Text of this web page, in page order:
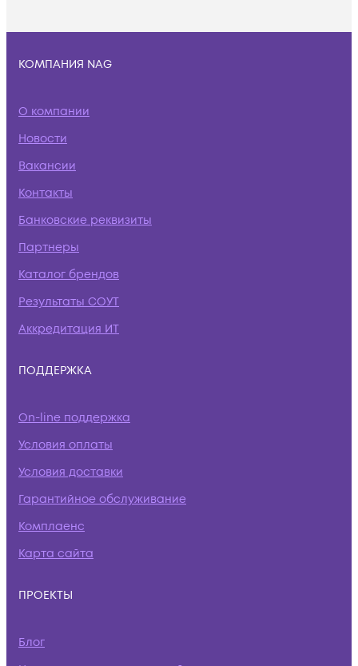
КОМПАНИЯ NAG
О компании
Новости
Вакансии
Контакты
Банковские реквизиты
Партнеры
Каталог брендов
Результаты СОУТ
Аккредитация ИТ
ПОДДЕРЖКА
On-line поддержка
Условия оплаты
Условия доставки
Гарантийное обслуживание
Комплаенс
Карта сайта
ПРОЕКТЫ
Блог